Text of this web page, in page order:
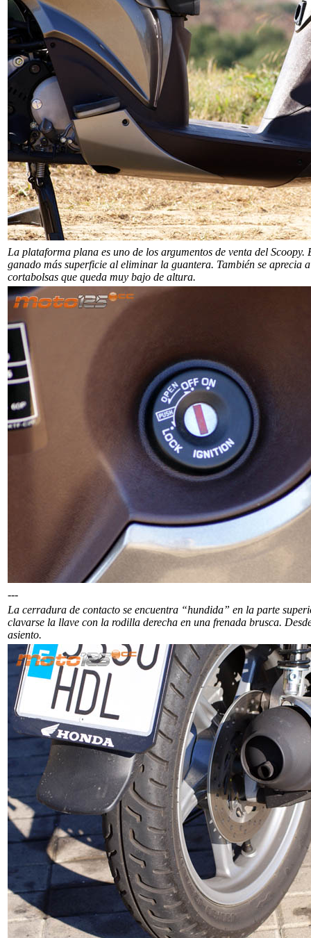
La plataforma plana es uno de los argumentos de venta del Scoopy.
ganado más superficie al eliminar la guantera. También se aprecia
cortabolsas que queda muy bajo de altura.
---
La cerradura de contacto se encuentra “hundida” en la parte
clavarse la llave con la rodilla derecha en una frenada brusca.
asiento.